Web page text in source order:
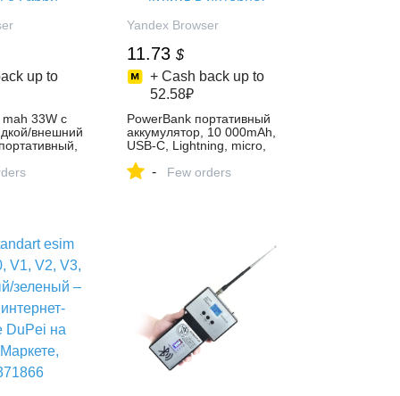
up to
33W с
внешний
Yandex Browser
11.73 $
+ Cash back up to
52.58₽
PowerBank портативный
аккумулятор, 10 000mAh,
USB-C, Lightning, micro,
чёрный, цвет black – купить
- Few orders